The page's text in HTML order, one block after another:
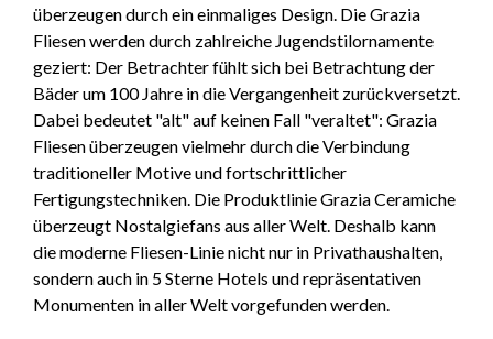
überzeugen durch ein einmaliges Design. Die Grazia
Fliesen werden durch zahlreiche Jugendstilornamente
geziert: Der Betrachter fühlt sich bei Betrachtung der
Bäder um 100 Jahre in die Vergangenheit zurückversetzt.
Dabei bedeutet "alt" auf keinen Fall "veraltet": Grazia
Fliesen überzeugen vielmehr durch die Verbindung
traditioneller Motive und fortschrittlicher
Fertigungstechniken. Die Produktlinie Grazia Ceramiche
überzeugt Nostalgiefans aus aller Welt. Deshalb kann
die moderne Fliesen-Linie nicht nur in Privathaushalten,
sondern auch in 5 Sterne Hotels und repräsentativen
Monumenten in aller Welt vorgefunden werden.